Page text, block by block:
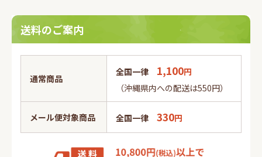
送料のご案内
通常商品
全国一律 1,100円
（沖縄県内への配送は550円）
メール便対象商品 全国一律 330円